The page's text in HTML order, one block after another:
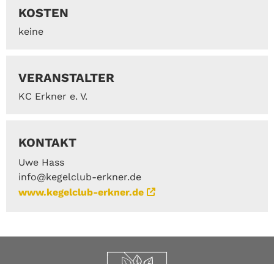
KOSTEN
keine
VERANSTALTER
KC Erkner e. V.
KONTAKT
Uwe Hass
info@kegelclub-erkner.de
www.kegelclub-erkner.de